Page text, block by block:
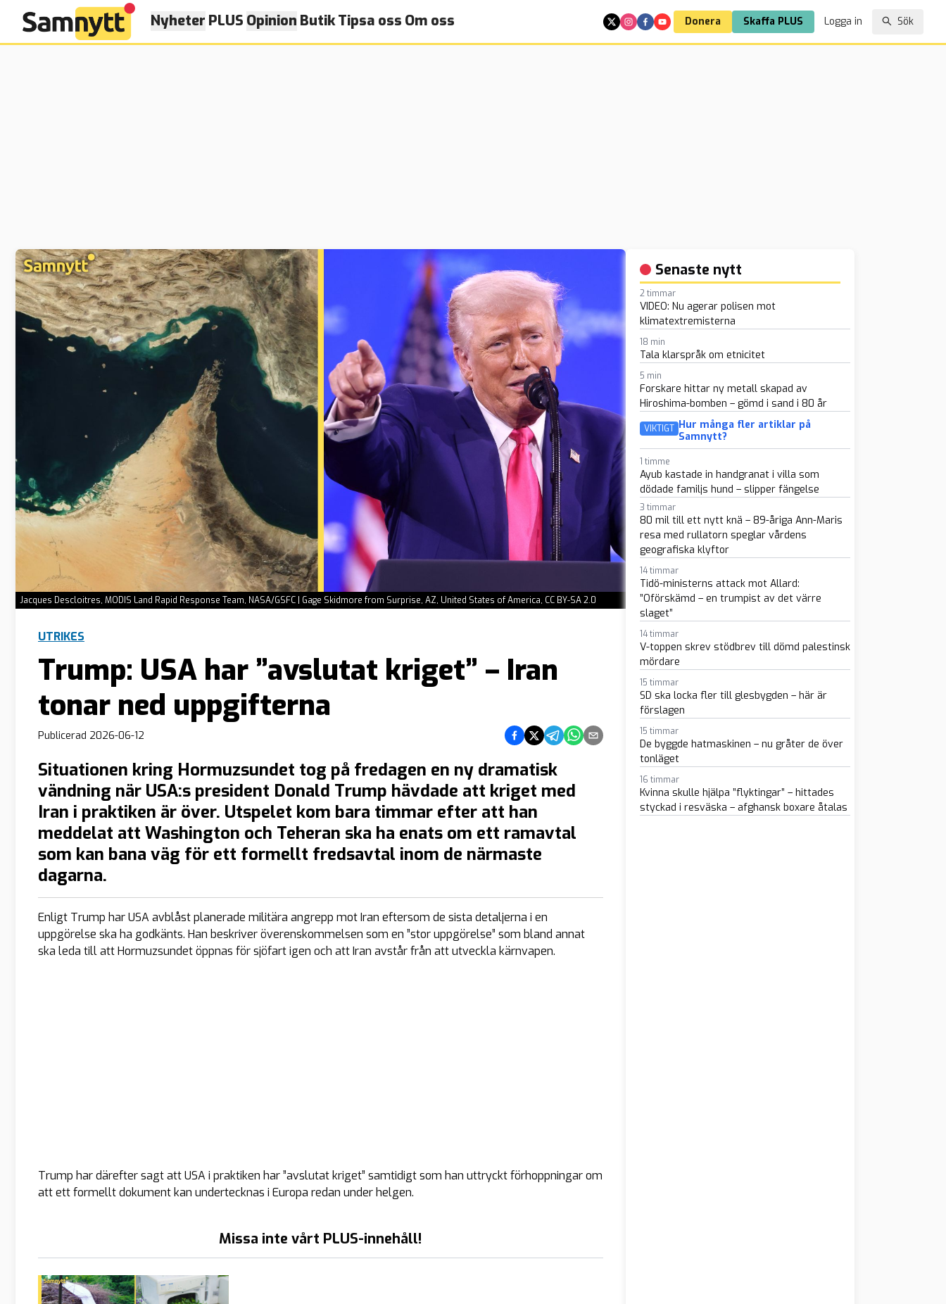
Nyheter PLUS Opinion ButikTipsa oss Om oss Donera Skaffa PLUS Logga in Sök
Jacques Descloitres, MODIS Land Rapid Response Team, NASA/GSFC | Gage Skidmore from Surprise, AZ, United States of America, CC BY-SA 2.0
UTRIKES
Trump: USA har ”avslutat kriget” – Iran
tonar ned uppgifterna
Publicerad 2026-06-12 Dela på Facebook
Dela på Twitter
Dela på Telegram
Dela på Whatsapp
Dela via e-post
Situationen kring Hormuzsundet tog på fredagen en ny dramatisk
vändning när USA:s president Donald Trump hävdade att kriget med
Iran i praktiken är över. Utspelet kom bara timmar efter att han
meddelat att Washington och Teheran ska ha enats om ett ramavtal
som kan bana väg för ett formellt fredsavtal inom de närmaste
dagarna.
Enligt Trump har USA avblåst planerade militära angrepp mot Iran eftersom de sista detaljerna i en
uppgörelse ska ha godkänts. Han beskriver överenskommelsen som en ”stor uppgörelse” som bland annat
ska leda till att Hormuzsundet öppnas för sjöfart igen och att Iran avstår från att utveckla kärnvapen.
Trump har därefter sagt att USA i praktiken har ”avslutat kriget” samtidigt som han uttryckt förhoppningar om
att ett formellt dokument kan undertecknas i Europa redan under helgen.
Missa inte vårt PLUS-innehåll!
Senaste nytt
2 timmar
VIDEO: Nu agerar polisen mot
klimatextremisterna
18 min
Tala klarspråk om etnicitet
5 min
Forskare hittar ny metall skapad av
Hiroshima-bomben – gömd i sand i 80 år
VIKTIGT Hur många fler artiklar på
Samnytt?
1 timme
Ayub kastade in handgranat i villa som
dödade familjs hund – slipper fängelse
3 timmar
80 mil till ett nytt knä – 89-åriga Ann-Maris
resa med rullatorn speglar vårdens
geografiska klyftor
14 timmar
Tidö-ministerns attack mot Allard:
”Oförskämd – en trumpist av det värre
slaget”
14 timmar
V-toppen skrev stödbrev till dömd palestinsk
mördare
15 timmar
SD ska locka fler till glesbygden – här är
förslagen
15 timmar
De byggde hatmaskinen – nu gråter de över
tonläget
16 timmar
Kvinna skulle hjälpa ”flyktingar” – hittades
styckad i resväska – afghansk boxare åtalas